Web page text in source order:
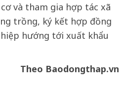
và tham gia hợp tác xã
trồng, ký kết hợp đồng
hướng tới xuất khẩu
Theo Baodongthap.vn